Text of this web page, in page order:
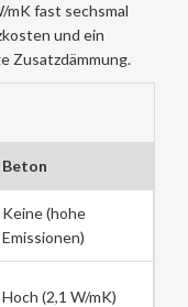
mK fast sechsmal
und ein
Zusatzdämmung.
Beton
Keine (hohe
Emissionen)
Hoch (2,1 W/mK)